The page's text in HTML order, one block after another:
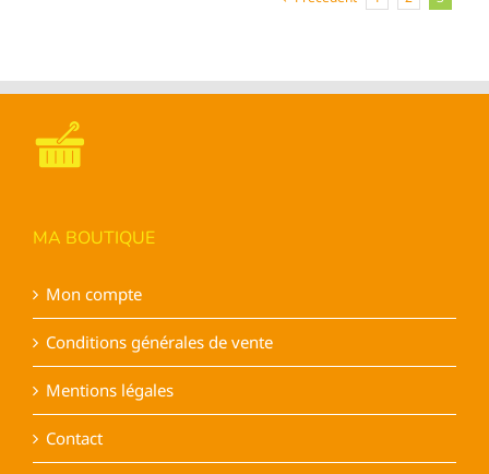
peuvent
MA BOUTIQUE
Mon compte
Conditions générales de vente
Mentions légales
Contact